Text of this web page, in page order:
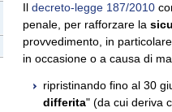
Il decreto-legge 187/2010
penale, per rafforzare la
provvedimento, in
in occasione o a causa di
ripristinando fino al 30
differita" (da cui deriva